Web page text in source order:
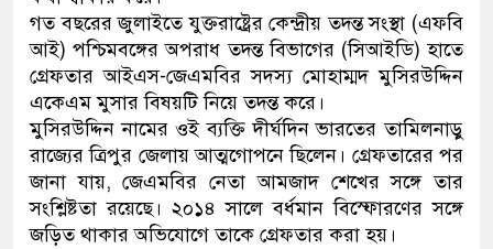
গত বছরের জুলাইতে যুক্তরাষ্ট্রের কেন্দ্রীয় তদন্ত সংস্থা (এফবি
আই) পশ্চিমবঙ্গের অপরাধ তদন্ত বিভাগের (সিআইডি) হাতে
গ্রেফতার আইএস-জেএমবির সদস্য মোহাম্মদ মুসিরউদ্দিন
একেএম মুসার বিষয়টি নিয়ে তদন্ত করে।
মুসিরউদ্দিন নামের ওই ব্যক্তি দীর্ঘদিন ভারতের তামিলনাড়ু
রাজ্যের ত্রিপুর জেলায় আত্মগোপনে ছিলেন। গ্রেফতারের পর
জানা যায়, জেএমবির নেতা আমজাদ শেখের সঙ্গে তার
সংশ্লিষ্টতা রয়েছে। ২০১৪ সালে বর্ধমান বিস্ফোরণের সঙ্গে
জড়িত থাকার অভিযোগে তাকে গ্রেফতার করা হয়।